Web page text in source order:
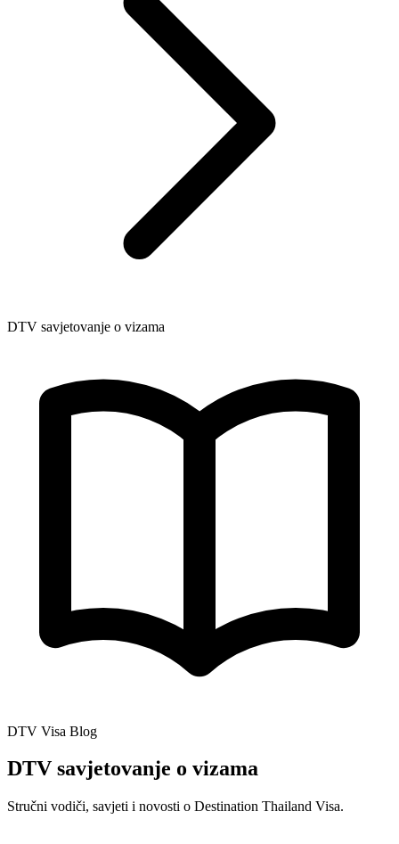
DTV savjetovanje o vizama
DTV Visa Blog
DTV savjetovanje o vizama
Stručni vodiči, savjeti i novosti o Destination Thailand Visa.